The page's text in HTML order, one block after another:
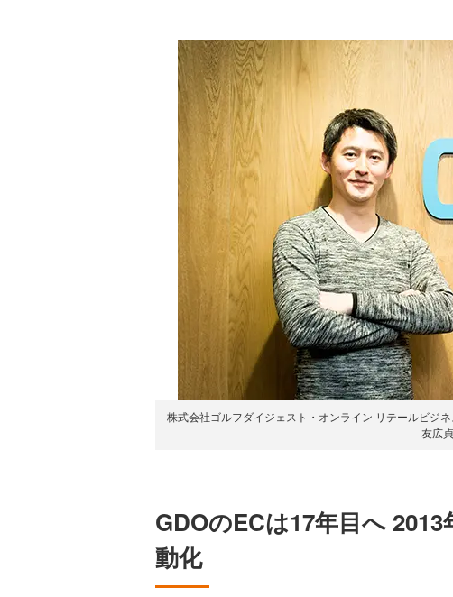
株式会社ゴルフダイジェスト・オンライン リテールビ
友広
GDOのECは17年目へ
動化